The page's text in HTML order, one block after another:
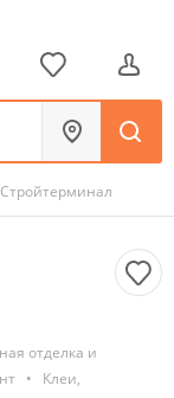
Стройтерминал
отделка и
•
Клеи,